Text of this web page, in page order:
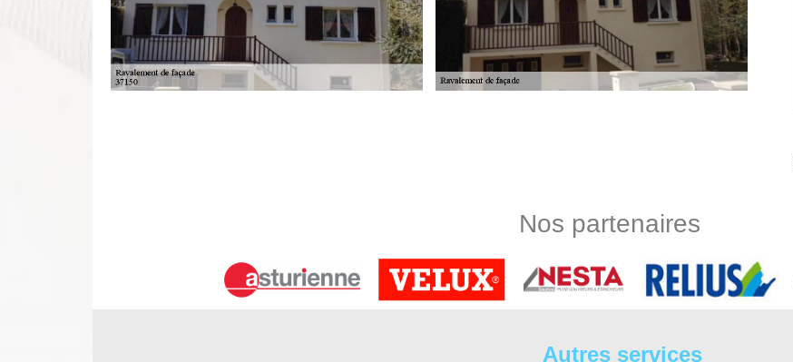
Ravalement de façade sur Luzille
Vous habitez 37150 ? Il est connu que les intempéries et le climat sur le département semblent changer de
temps en temps laissant porte ouverte aux divers changements. Surtout pour la toiture et les façades qui les
Nos partenaires
Autres services